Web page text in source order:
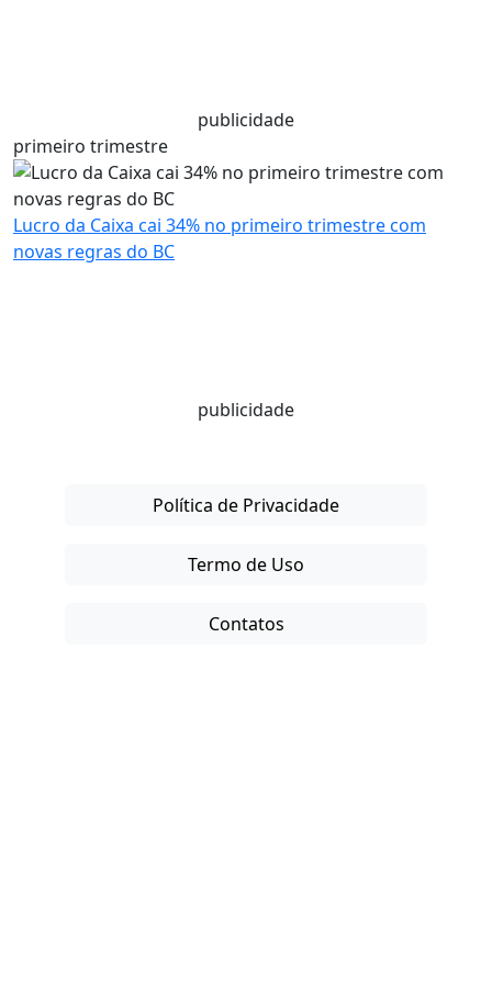
publicidade
primeiro trimestre
Lucro da Caixa cai 34% no primeiro trimestre com
novas regras do BC
publicidade
Política de Privacidade
Termo de Uso
Contatos